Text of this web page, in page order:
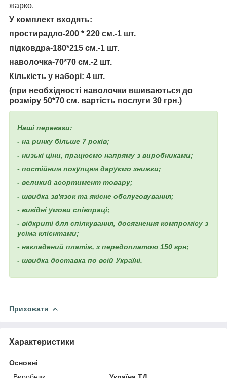
жарко.
У комплект входять:
простирадло-200 * 220 см.-1 шт.
підковдра-180*215 см.-1 шт.
наволочка-70*70 см.-2 шт.
Кількість у наборі: 4 шт.
(при необхідності наволочки вшиваються до
розміру 50*70 см. вартість послуги 30 грн.)
Наші переваги:
- на ринку більше 7 років;
- низькі ціни, працюємо напряму з виробниками;
- постійним покупцям даруємо знижки;
- великий асортимент товару;
- швидка зв'язок та якісне обслуговування;
- вигідні умови співпраці;
- відкриті для спілкування, досягнення компромісу з
усіма клієнтами;
- накладений платіж, з передоплатою 150 грн;
- швидка доставка по всій Україні.
Приховати
Характеристики
Основні